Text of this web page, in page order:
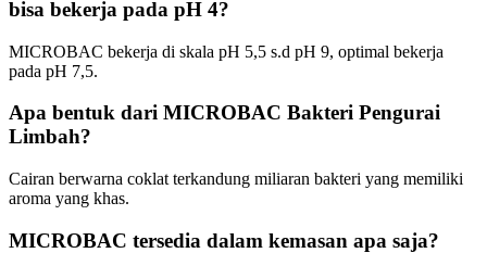
bisa bekerja pada pH 4?
MICROBAC bekerja di skala pH 5,5 s.d pH 9, optimal bekerja
pada pH 7,5.
Apa bentuk dari MICROBAC Bakteri Pengurai
Limbah?
Cairan berwarna coklat terkandung miliaran bakteri yang memiliki
aroma yang khas.
MICROBAC tersedia dalam kemasan apa saja?